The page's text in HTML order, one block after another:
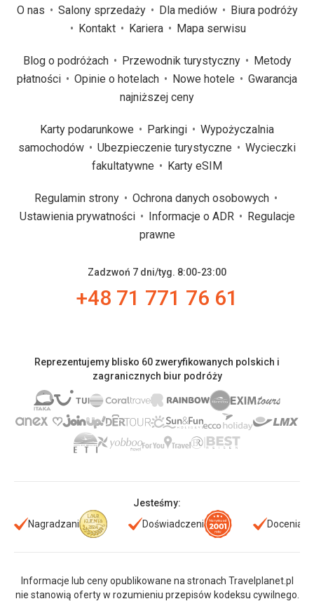
O nas Salony sprzedaży Dla mediów
Biura podróży
Kontakt
Kariera Mapa serwisu
Blog o podróżach Przewodnik turystyczny
Metody
płatności
Opinie o hotelach Nowe hotele
Gwarancja
najniższej ceny
Karty podarunkowe Parkingi
Wypożyczalnia
samochodów
Ubezpieczenie turystyczne
Wycieczki
fakultatywne
Karty eSIM
Regulamin strony
Ochrona danych osobowych
Ustawienia prywatności
Informacje o ADR
Regulacje
prawne
Zadzwoń 7 dni/tyg. 8:00-23:00
+48 71 771 76 61
Reprezentujemy blisko 60 zweryfikowanych polskich i
zagranicznych biur podróży
Jesteśmy:
Nagradzani
Doświadczeni Doceniani
Informacje lub ceny opublikowane na stronach Travelplanet.pl
nie stanowią oferty w rozumieniu przepisów kodeksu cywilnego.